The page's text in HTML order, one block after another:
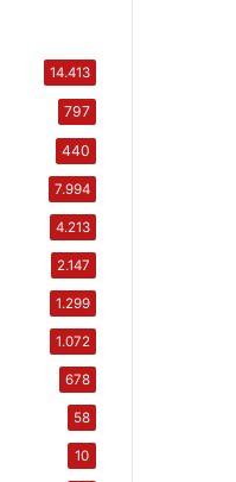
14.413
797
440
7.994
4.213
2.147
1.299
1.072
678
58
10